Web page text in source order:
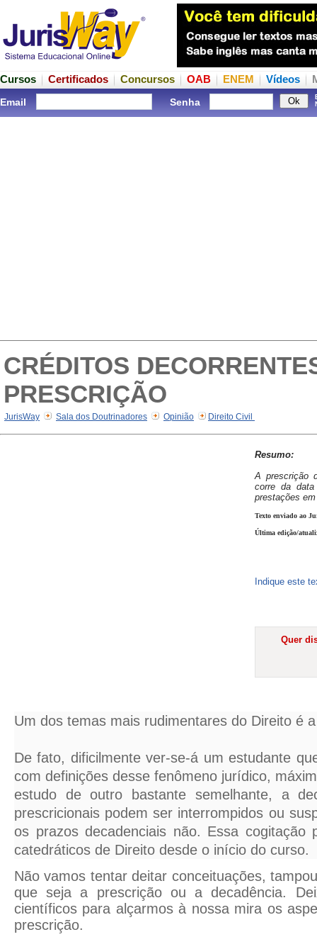
Cursos Certificados Concursos OAB ENEM Vídeos
Email Senha
CRÉDITOS
PRESCRIÇÃO
JurisWay Sala dos Doutrinadores Opinião Direito Civil
Resumo:
A prescrição
corre da data
prestações
Texto enviado ao
Última edição/
Indique este
Quer
Um dos temas mais rudimentares do Direito é
De fato, dificilmente ver-se-á um estudante
com definições desse fenômeno jurídico,
estudo de outro bastante semelhante, a
prescricionais podem ser interrompidos ou
os prazos decadenciais não. Essa cogitação
catedráticos de Direito desde o início do curso.
Não vamos tentar deitar conceituações,
que seja a prescrição ou a decadência.
científicos para alçarmos à nossa mira os
prescrição.